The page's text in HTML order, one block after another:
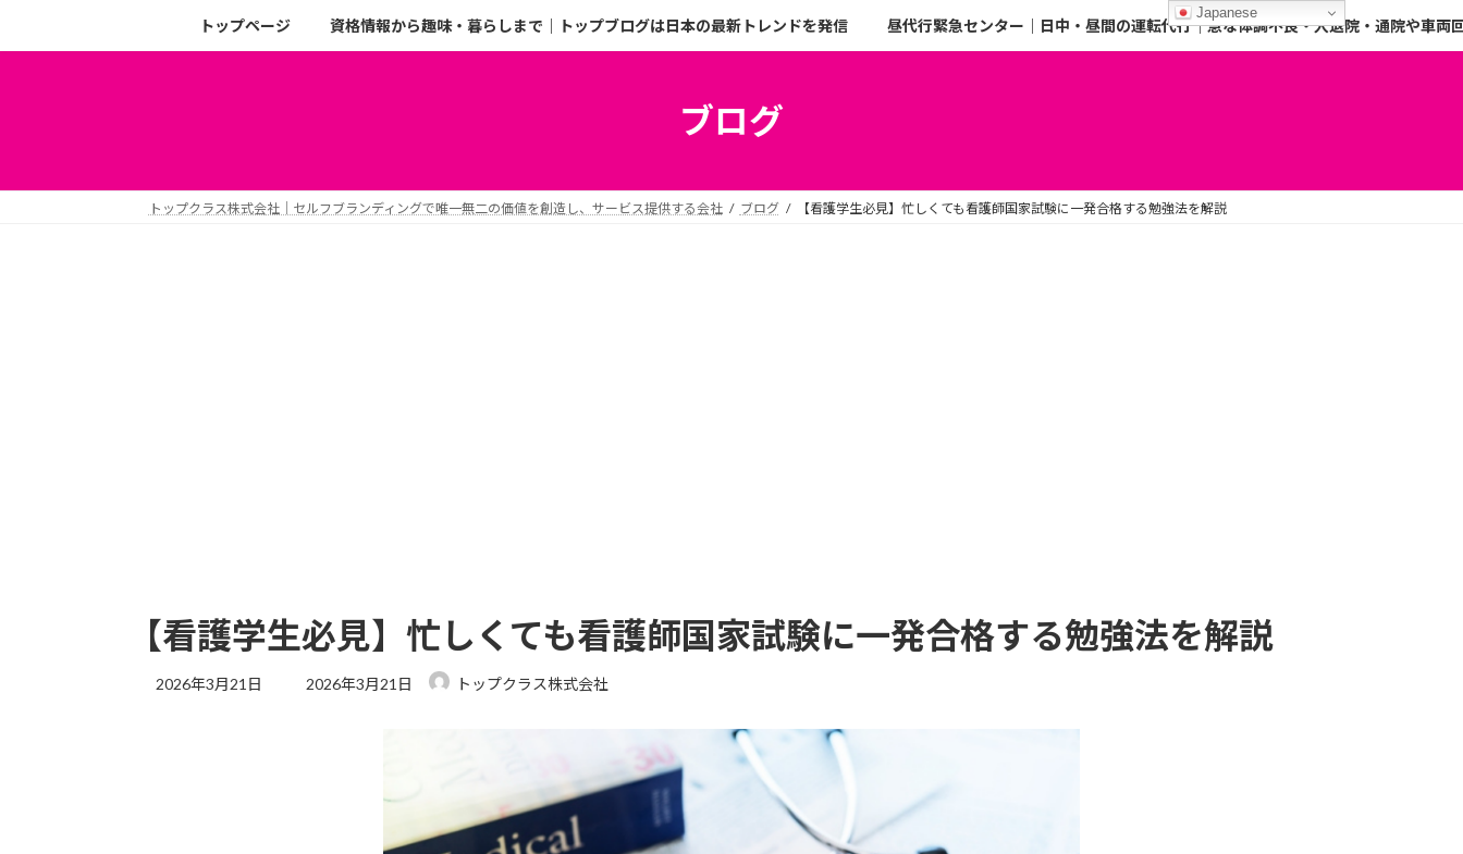
トップページ 資格情報から趣味・暮らしまで｜トップブログは日本の最新トレンドを発信 昼代行緊急センター｜日中・昼間の運転代行｜急な体調不良・入退院・通院や車両
ブログ
トップクラス株式会社｜セルフブランディングで唯一無二の価値を創造し、サービス提供する会社 ブログ 【看護学生必見】忙しくても看護師国家試験に一発合格する勉強法を解説
【看護学生必見】忙しくても看護師国家試験に一発合格する勉強法を解説
2026年3月21日 2026年3月21日 トップクラス株式会社
Japanese